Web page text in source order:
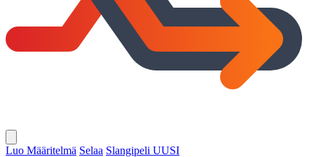
Luo Määritelmä Selaa Slangipeli UUSI